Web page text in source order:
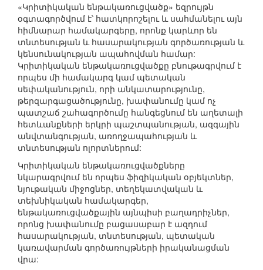
«Կրիտիկական ենթակառուցվածք» եզրույթն
օգտագործվում է՝ հատկորոշելու և սահմանելու այն
հիմնարար համակարգերը, որոնք կարևոր են
տնտեսության և հասարակության գործառության և
կենսունակության ապահովման համար:
Կրիտիկական ենթակառուցվածքը բնութագրվում է
որպես մի համակարգ կամ պետական
սեփականություն, որի անկատարությունը,
թերզարգացածությունը, խափանումը կամ ոչ
պատշաճ շահագործումը հանգեցնում են աղետալի
հետևանքների երկրի պաշտպանության, ազգային
անվտանգության, առողջապահության և
տնտեսության ոլորտներում:
Կրիտիկական ենթակառուցվածքները
նկարագրվում են որպես ֆիզիկական օբյեկտներ,
նյութական միջոցներ, տեղեկատվական և
տեխնիկական համակարգեր,
ենթակառուցվածքային այնպիսի բաղադրիչներ,
որոնց խափանումը բացասաբար է ազդում
հասարակության, տնտեսության, պետական
կառավարման գործառույթների իրականացման
վրա: